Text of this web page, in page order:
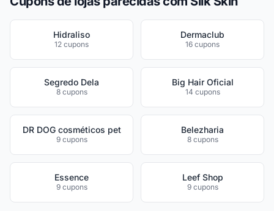
Hidraliso
12 cupons
Dermaclub
16 cupons
Segredo Dela
8 cupons
Big Hair Oficial
14 cupons
DR DOG cosméticos pet
9 cupons
Belezharia
8 cupons
Essence
9 cupons
Leef Shop
9 cupons